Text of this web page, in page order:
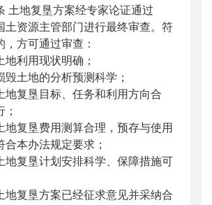
地复垦方案经专家论证通过
土资源主管部门进行最终审查。符
，方可通过审查：
利用现状明确；
土地的分析预测科学；
复垦目标、任务和利用方向合
复垦费用测算合理，预存与使用
合本办法规定要求；
复垦计划安排科学、保障措施可
复垦方案已经征求意见并采纳合